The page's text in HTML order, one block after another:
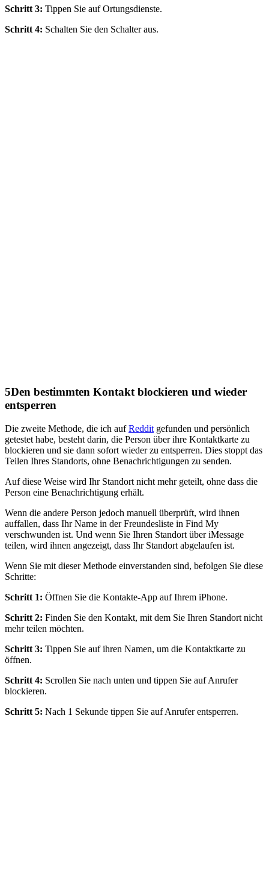
Schritt 3: Tippen Sie auf Ortungsdienste.
Schritt 4: Schalten Sie den Schalter aus.
5Den bestimmten Kontakt blockieren und wieder
entsperren
Die zweite Methode, die ich aufReddit gefunden und persönlich
getestet habe, besteht darin, die Person über ihre Kontaktkarte zu
blockieren und sie dann sofort wieder zu entsperren. Dies stoppt das
Teilen Ihres Standorts, ohne Benachrichtigungen zu senden.
Auf diese Weise wird Ihr Standort nicht mehr geteilt, ohne dass die
Person eine Benachrichtigung erhält.
Wenn die andere Person jedoch manuell überprüft, wird ihnen
auffallen, dass Ihr Name in der Freundesliste in Find My
verschwunden ist. Und wenn Sie Ihren Standort über iMessage
teilen, wird ihnen angezeigt, dass Ihr Standort abgelaufen ist.
Wenn Sie mit dieser Methode einverstanden sind, befolgen Sie diese
Schritte:
Schritt 1: Öffnen Sie die Kontakte-App auf Ihrem iPhone.
Schritt 2: Finden Sie den Kontakt, mit dem Sie Ihren Standort nicht
mehr teilen möchten.
Schritt 3: Tippen Sie auf ihren Namen, um die Kontaktkarte zu
öffnen.
Schritt 4: Scrollen Sie nach unten und tippen Sie auf Anrufer
blockieren.
Schritt 5: Nach 1 Sekunde tippen Sie auf Anrufer entsperren.